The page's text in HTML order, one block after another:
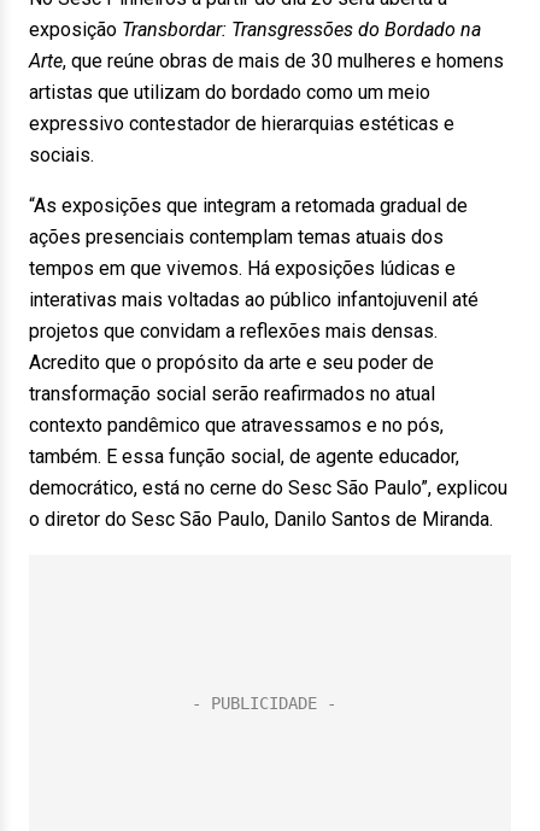
exposição Transbordar: Transgressões do Bordado na
Arte, que reúne obras de mais de 30 mulheres e homens
artistas que utilizam do bordado como um meio
expressivo contestador de hierarquias estéticas e
sociais.
“As exposições que integram a retomada gradual de
ações presenciais contemplam temas atuais dos
tempos em que vivemos. Há exposições lúdicas e
interativas mais voltadas ao público infantojuvenil até
projetos que convidam a reflexões mais densas.
Acredito que o propósito da arte e seu poder de
transformação social serão reafirmados no atual
contexto pandêmico que atravessamos e no pós,
também. E essa função social, de agente educador,
democrático, está no cerne do Sesc São Paulo”, explicou
o diretor do Sesc São Paulo, Danilo Santos de Miranda.